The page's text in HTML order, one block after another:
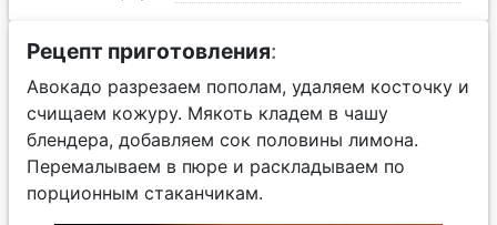
Рецепт приготовления:
Авокадо разрезаем пополам, удаляем косточку и
счищаем кожуру. Мякоть кладем в чашу
блендера, добавляем сок половины лимона.
Перемалываем в пюре и раскладываем по
порционным стаканчикам.